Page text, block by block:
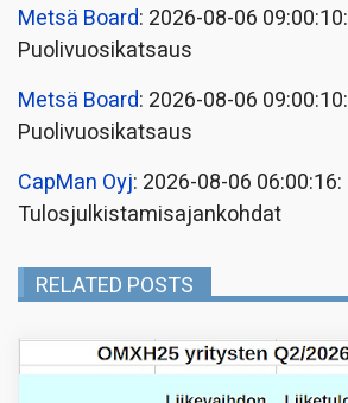
Metsä Board: 2026-08-06 09:00:10:
Puolivuosikatsaus
Metsä Board: 2026-08-06 09:00:10:
Puolivuosikatsaus
CapMan Oyj: 2026-08-06 06:00:16:
Tulosjulkistamisajankohdat
RELATED POSTS